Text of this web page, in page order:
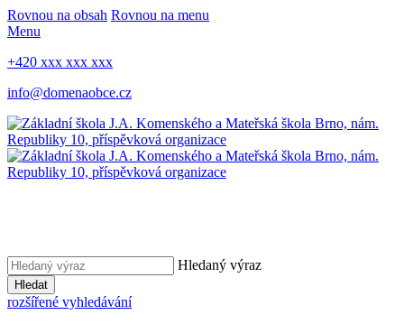
Rovnou na obsah Rovnou na menu
Menu
+420 xxx xxx xxx
info@domenaobce.cz
Hledaný výraz
Hledat
rozšířené vyhledávání